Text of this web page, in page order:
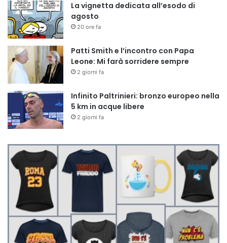
La vignetta dedicata all’esodo di
agosto
20 ore fa
Patti Smith e l’incontro con Papa
Leone: Mi farà sorridere sempre
2 giorni fa
Infinito Paltrinieri: bronzo europeo nella
5 km in acque libere
2 giorni fa